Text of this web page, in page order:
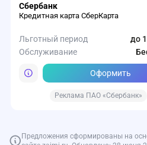
Сбербанк
Кредитная карта СберКарта
Льготный период
до
Обслуживание
Оформить
Реклама ПАО «Сбербанк»
Предложения сформированы на